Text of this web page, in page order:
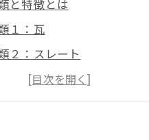
と特徴とは
１：瓦
２：スレート
３：金属
き替えのアイデア